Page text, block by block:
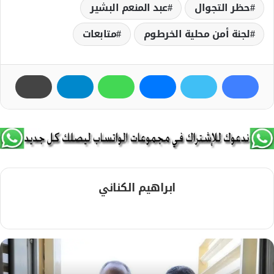
حظر التجوال
عبد المنعم البشير
لجنة أمن محلية الخرطوم
متابعات
ابراهيم الكناني
ا